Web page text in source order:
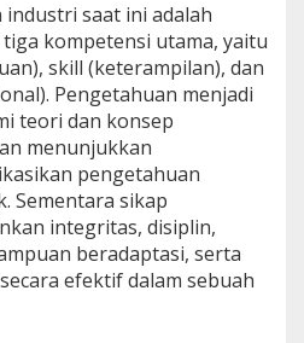
saat ini adalah
kompetensi utama, yaitu
skill (keterampilan), dan
Pengetahuan menjadi
teori dan konsep
menunjukkan
pengetahuan
Sementara sikap
integritas, disiplin,
beradaptasi, serta
efektif dalam sebuah